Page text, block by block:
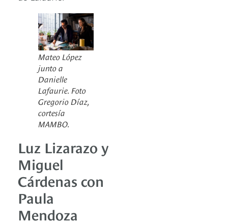
Mateo López
junto a
Danielle
Lafaurie. Foto
Gregorio Díaz,
cortesía
MAMBO.
Luz Lizarazo y
Miguel
Cárdenas con
Paula
Mendoza